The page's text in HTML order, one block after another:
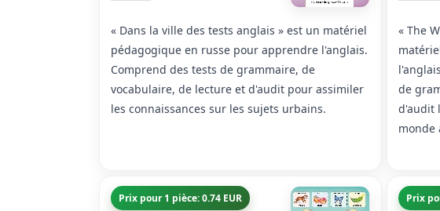
« Dans la ville des tests anglais » est un matériel
pédagogique en russe pour apprendre l'anglais.
Comprend des tests de grammaire, de
vocabulaire, de lecture et d'audit pour assimiler
les connaissances sur les sujets urbains.
« The
de
d'audit
monde
Prix pour 1 pièce: 0.74 EUR Prix